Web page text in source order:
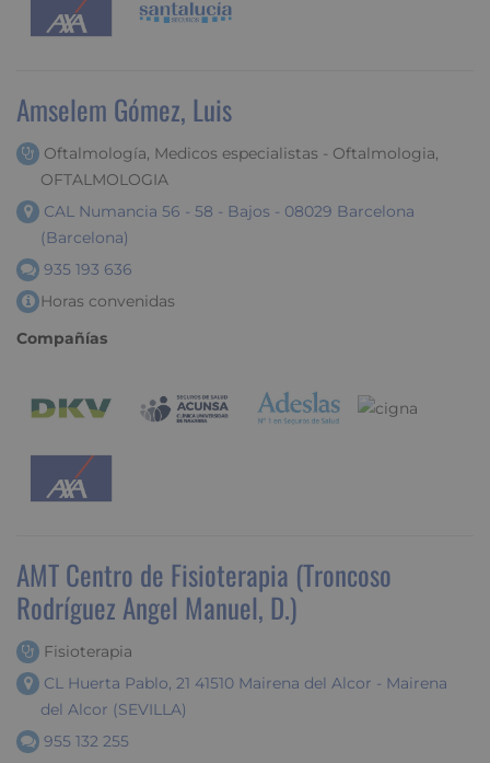
Amselem Gómez, Luis
Oftalmología, Medicos especialistas - Oftalmologia,
OFTALMOLOGIA
CAL Numancia 56 - 58 - Bajos - 08029 Barcelona
(Barcelona)
935 193 636
Horas convenidas
Compañías
AMT Centro de Fisioterapia (Troncoso
Rodríguez Angel Manuel, D.)
Fisioterapia
CL Huerta Pablo, 21 41510 Mairena del Alcor - Mairena
del Alcor (SEVILLA)
955 132 255